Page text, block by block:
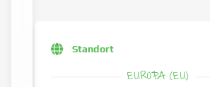
Standort
EUROPA (EU)